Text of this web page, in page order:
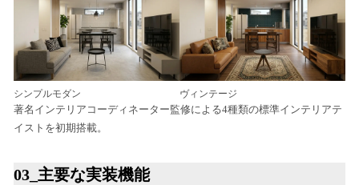
シンプルモダン ヴィンテージ
著名インテリアコーディネーター監修による4種類の標準インテリアテ
イストを初期搭載。
03_主要な実装機能